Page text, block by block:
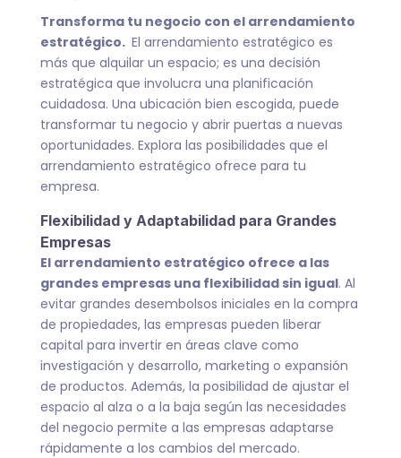
Transforma tu negocio con el arrendamiento
estratégico. El arrendamiento estratégico es
más que alquilar un espacio; es una decisión
estratégica que involucra una planificación
cuidadosa. Una ubicación bien escogida, puede
transformar tu negocio y abrir puertas a nuevas
oportunidades. Explora las posibilidades que el
arrendamiento estratégico ofrece para tu
empresa.
Flexibilidad y Adaptabilidad para Grandes
Empresas
El arrendamiento estratégico ofrece a las
grandes empresas una flexibilidad sin igual. Al
evitar grandes desembolsos iniciales en la compra
de propiedades, las empresas pueden liberar
capital para invertir en áreas clave como
investigación y desarrollo, marketing o expansión
de productos. Además, la posibilidad de ajustar el
espacio al alza o a la baja según las necesidades
del negocio permite a las empresas adaptarse
rápidamente a los cambios del mercado.